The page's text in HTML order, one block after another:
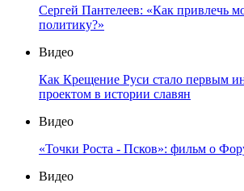
Сергей Пантелеев: «Как привлечь
политику?»
Видео
Как Крещение Руси стало первым
проектом в истории славян
Видео
«Точки Роста - Псков»: фильм о
Видео